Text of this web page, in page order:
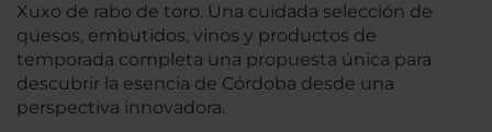
Xuxo de rabo de toro. Una cuidada selección de
quesos, embutidos, vinos y productos de
temporada completa una propuesta única para
descubrir la esencia de Córdoba desde una
perspectiva innovadora.